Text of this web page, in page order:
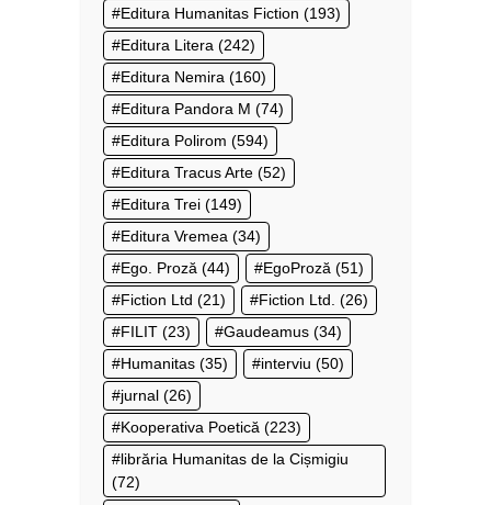
Editura Humanitas Fiction (193)
Editura Litera (242)
Editura Nemira (160)
Editura Pandora M (74)
Editura Polirom (594)
Editura Tracus Arte (52)
Editura Trei (149)
Editura Vremea (34)
Ego. Proză (44) EgoProză (51)
Fiction Ltd (21) Fiction Ltd. (26)
FILIT (23) Gaudeamus (34)
Humanitas (35) interviu (50)
jurnal (26)
Kooperativa Poetică (223)
librăria Humanitas de la Cișmigiu
(72)